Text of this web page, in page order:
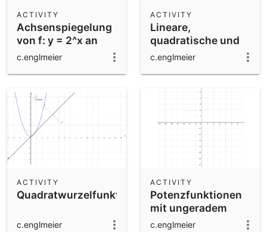
Achsenspiegelung
von f: y = 2^x an
x-/y-Achse
ACTIVITY
c.englmeier
Lineare,
quadratische und
Exponentialfunktion
- Vergleich
ACTIVITY
c.englmeier
Quadratwurzelfunktion
ACTIVITY
c.englmeier
Potenzfunktionen
mit ungeradem
Exponenten
ACTIVITY
c.englmeier